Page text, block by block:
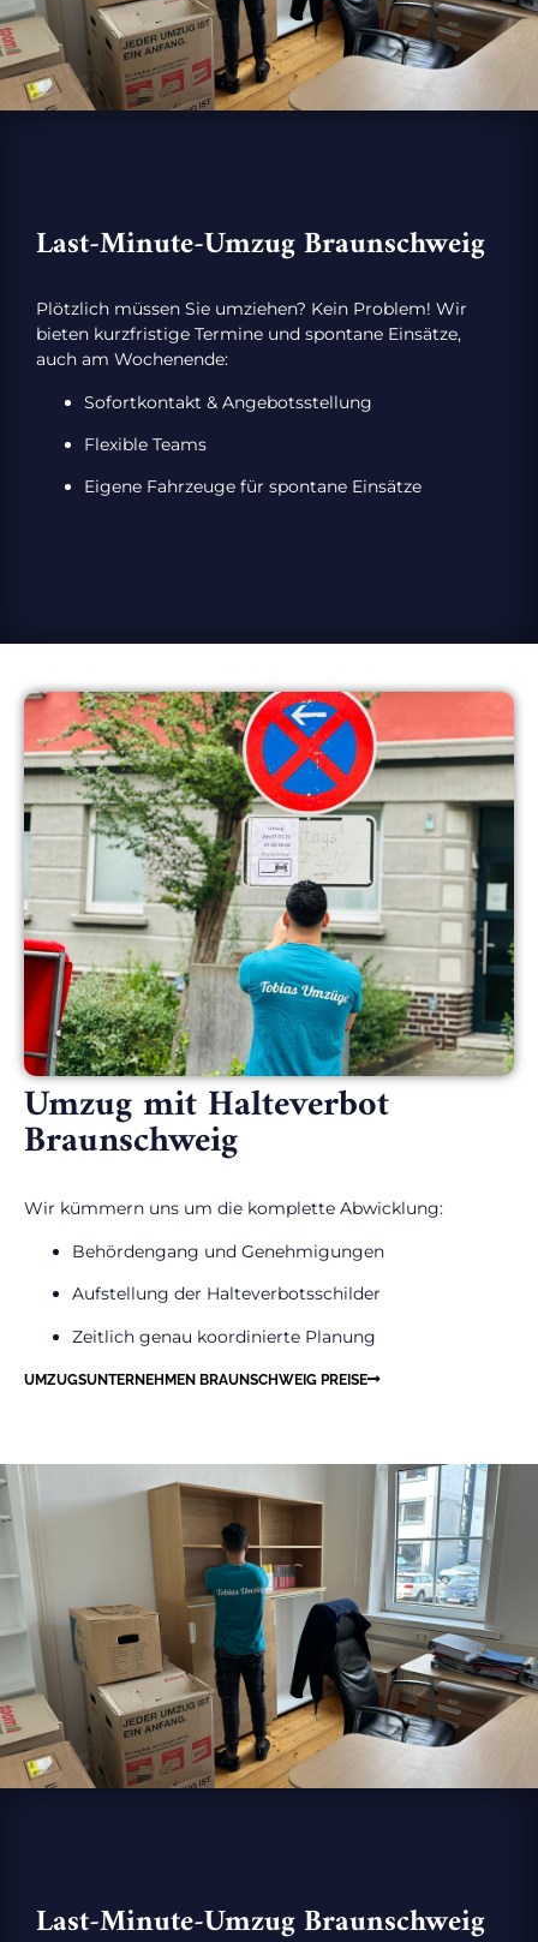
Last-Minute-Umzug Braunschweig
Plötzlich müssen Sie umziehen? Kein Problem! Wir
bieten kurzfristige Termine und spontane Einsätze,
auch am Wochenende:
Sofortkontakt & Angebotsstellung
Flexible Teams
Eigene Fahrzeuge für spontane Einsätze
Umzug mit Halteverbot
Braunschweig
Wir kümmern uns um die komplette Abwicklung:
Behördengang und Genehmigungen
Aufstellung der Halteverbotsschilder
Zeitlich genau koordinierte Planung
UMZUGSUNTERNEHMEN BRAUNSCHWEIG PREISE
Last-Minute-Umzug Braunschweig